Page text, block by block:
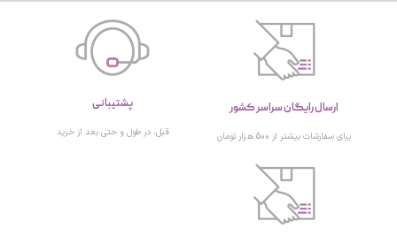
ارسال رایگان سراسر کشور
برای سفارشات بیشتر از 500 هزار تومان
پشتیبانی
قبل، در طول و حتی بعد از خرید